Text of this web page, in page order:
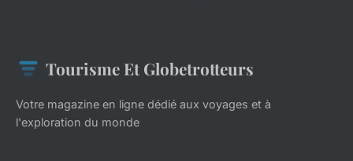
Tourisme Et Globetrotteurs
Votre magazine en ligne dédié aux voyages et à
l'exploration du monde